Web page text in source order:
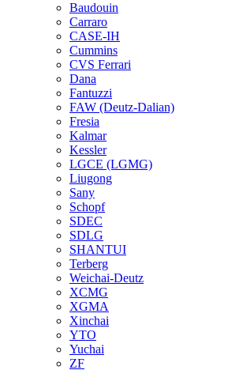
Baudouin
Carraro
CASE-IH
Cummins
CVS Ferrari
Dana
Fantuzzi
FAW (Deutz-Dalian)
Fresia
Kalmar
Kessler
LGCE (LGMG)
Liugong
Sany
Schopf
SDEC
SDLG
SHANTUI
Terberg
Weichai-Deutz
XCMG
XGMA
Xinchai
YTO
Yuchai
ZF